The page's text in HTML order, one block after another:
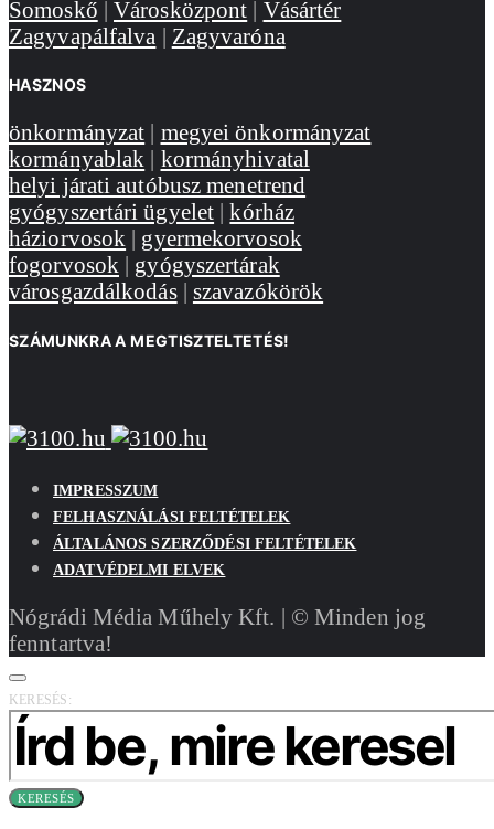
Somoskő |Városközpont | Vásártér
Zagyvapálfalva | Zagyvaróna
HASZNOS
önkormányzat | megyei önkormányzat
kormányablak | kormányhivatal
helyi járati autóbusz menetrend
gyógyszertári ügyelet |kórház
háziorvosok | gyermekorvosok
fogorvosok | gyógyszertárak
városgazdálkodás| szavazókörök
SZÁMUNKRA A MEGTISZTELTETÉS!
IMPRESSZUM
FELHASZNÁLÁSI FELTÉTELEK
ÁLTALÁNOS SZERZŐDÉSI FELTÉTELEK
ADATVÉDELMI ELVEK
Nógrádi Média Műhely Kft. | © Minden jog
fenntartva!
KERESÉS:
KERESÉS